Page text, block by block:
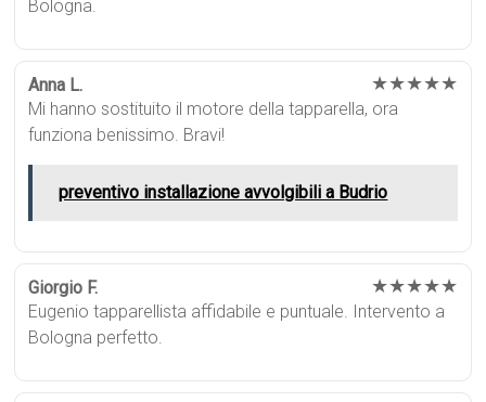
Bologna.
Anna L. ★★★★★
Mi hanno sostituito il motore della tapparella, ora
funziona benissimo. Bravi!
preventivo installazione avvolgibili a Budrio
Giorgio F. ★★★★★
Eugenio tapparellista affidabile e puntuale. Intervento a
Bologna perfetto.